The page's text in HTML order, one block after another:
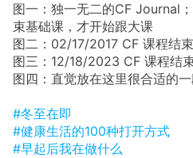
图一：独一无二的CF Journal
束基础课，才开始跟大课
图二：02/17/2017 CF 课程结
图三：12/18/2023 CF 课程结
图四：直觉放在这里很合适的
#冬至在即
#健康生活的100种打开方式
#早起后我在做什么